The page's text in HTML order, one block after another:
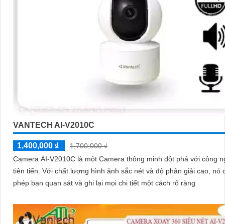
VANTECH AI-V2010C
1,400,000 ₫
1,700,000 ₫
Camera AI-V2010C là một Camera thông minh đột phá với công
tiên tiến. Với chất lượng hình ảnh sắc nét và độ phân giải cao, nó cho
phép bạn quan sát và ghi lại mọi chi tiết một cách rõ ràng